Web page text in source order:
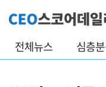
전체뉴스 심층